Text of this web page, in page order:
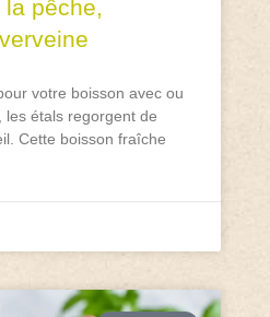
la pêche,
votre boisson avec ou
les étals regorgent de
Cette boisson fraîche